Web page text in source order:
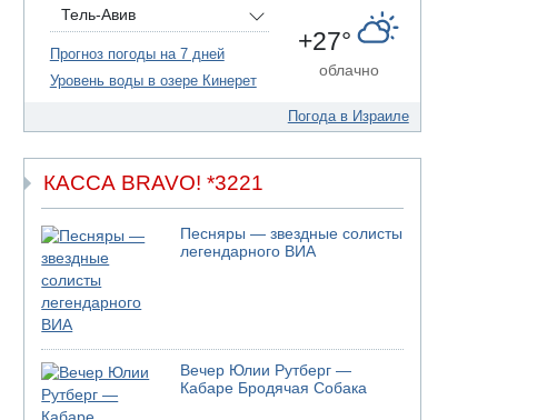
05.08.2026 10:19
Хуситы сообщают об атаке по Саудовскому
танкеру
05.08.2026 10:16
В Дубае поднимается дым над портом
05.08.2026 06:41
Еще один меморандум для Ирана
04.08.2026 20:31
Минздрав и Министерство экологии
сообщили о необычно высоком уровне
загрязнения воды в девяти реках и ручьях на
севере страны
04.08.2026 19:20
Шоссе 6 и участок шоссе 1 в восточном
направлении в районе Бейт-Шемеша вновь
открыты для движения
Тель-Авив
Прогноз погоды на 7 дней
Уровень воды в озере Кинерет
+27°
облачно
Погода в Израиле
КАССА BRAVO! *3221
Песняры — звездные солисты
легендарного ВИА
Вечер Юлии Рутберг —
Кабаре Бродячая Собака